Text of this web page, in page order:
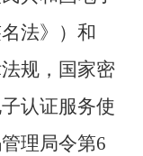
法》）和
规，国家密
认证服务使
理局令第6